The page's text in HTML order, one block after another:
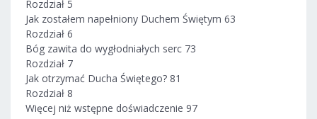
Rozdział 5
Jak zostałem napełniony Duchem Świętym 63
Rozdział 6
Bóg zawita do wygłodniałych serc 73
Rozdział 7
Jak otrzymać Ducha Świętego? 81
Rozdział 8
Więcej niż wstępne doświadczenie 97